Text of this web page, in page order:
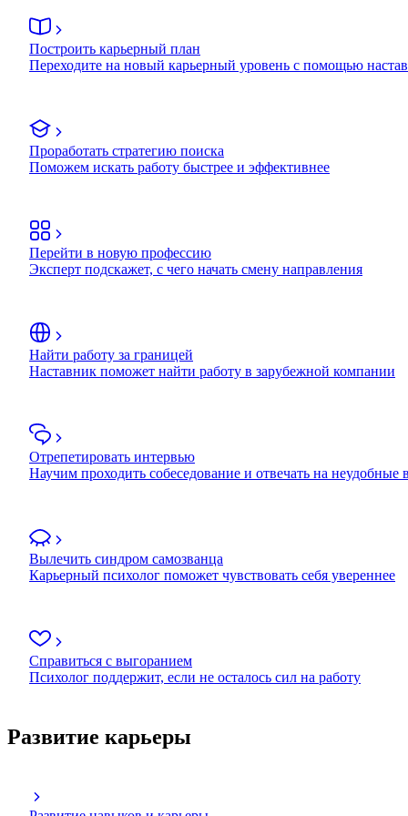
Построить карьерный план
Переходите на новый карьерный уровень с помощью
Проработать стратегию поиска
Поможем искать работу быстрее и эффективнее
Перейти в новую профессию
Эксперт подскажет, с чего начать смену направления
Найти работу за границей
Наставник поможет найти работу в зарубежной компании
Отрепетировать интервью
Научим проходить собеседование и отвечать на неудобные
Вылечить синдром самозванца
Карьерный психолог поможет чувствовать себя увереннее
Справиться с выгоранием
Психолог поддержит, если не осталось сил на работу
Развитие карьеры